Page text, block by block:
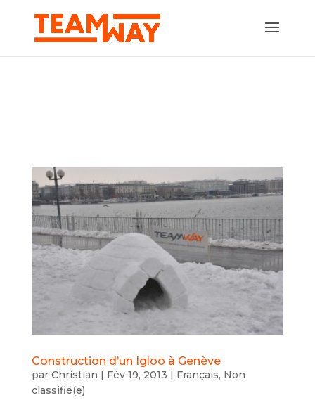
Construction d’un Igloo à Genève
par Christian | Fév 19, 2013 | Français, Non
classifié(e)